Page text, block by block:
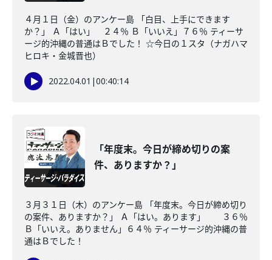
４月１日（金）のアンケー島 「白目、上手にできます
か？」 Ａ「はい」 ２４％ Ｂ「いいえ」７６％ ティーサ
ージ的沖縄の普通はＢでした！ ☆今日の１スタ（ナガハマ
ヒロキ・金城晋也）
2022.04.01 |00:40:14
「年度末。今日が締め切りの案
件、ありますか？」
３月３１日（木）のアンケー島 「年度末。今日が締め切り
の案件、ありますか？」 Ａ「はい。あります」 ３６％
Ｂ「いいえ。ありません」６４％ ティーサージ的沖縄の普
通はＢでした！